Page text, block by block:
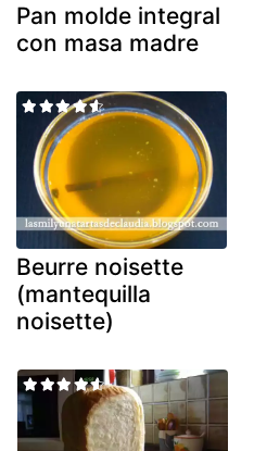
Pan molde integral
con masa madre
Beurre noisette
(mantequilla
noisette)